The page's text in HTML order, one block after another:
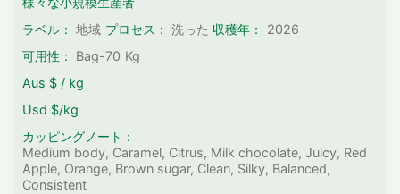
様々な小規模生産者
ラベル：
地域 プロセス： 洗った 収穫年：
2026
可用性：
Bag-70 Kg
Aus $ / kg
Usd $/kg
カッピングノート：
Medium body, Caramel, Citrus, Milk chocolate, Juicy, Red
Apple, Orange, Brown sugar, Clean, Silky, Balanced,
Consistent